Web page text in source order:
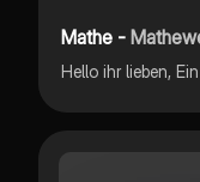
Mathe -